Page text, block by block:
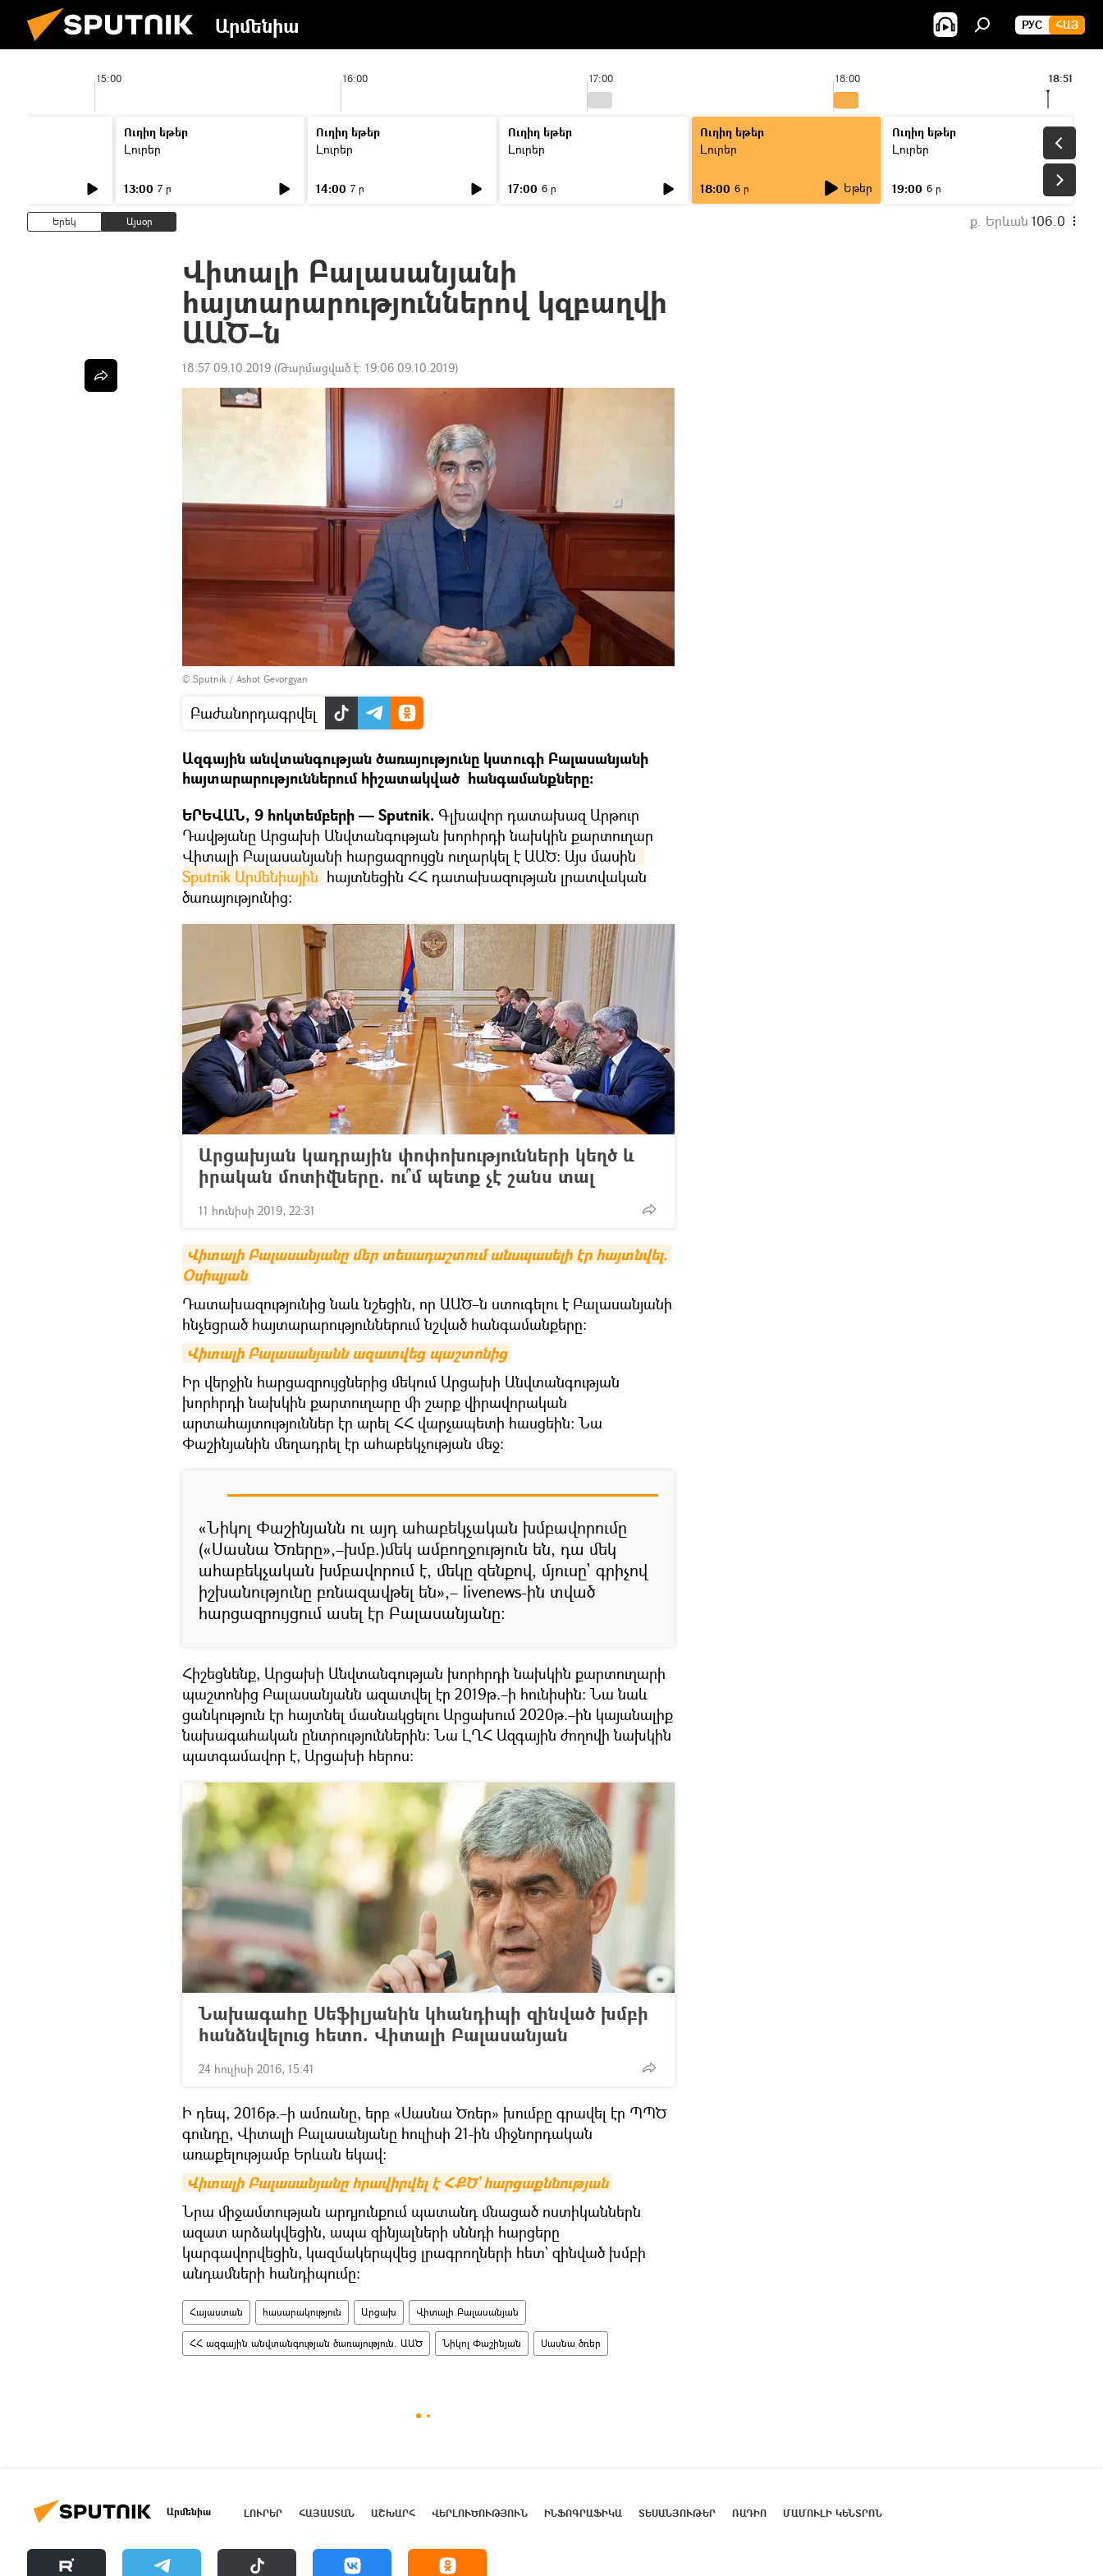
Արմենիա РУС ՀԱՅ
15:00 16:00 17:00 18:00 18:51
Ուղիղ եթեր
Լուրեր
13:00 7 ր
Ուղիղ եթեր
Լուրեր
14:00 7 ր
Ուղիղ եթեր
Լուրեր
17:00 6 ր
Ուղիղ եթեր
Լուրեր
18:00 6 ր Եթեր
Ուղիղ եթեր
Լուրեր
19:00 6 ր
Երեկ Այսօր ք. Երևան 106.0
Վիտալի Բալասանյանի
հայտարարություններով կզբաղվի
ԱԱԾ–ն
18:57 09.10.2019 (Թարմացված է: 19:06 09.10.2019)
© Sputnik / Ashot Gevorgyan
Բաժանորդագրվել
Ազգային անվտանգության ծառայությունը կստուգի Բալասանյանի
հայտարարություններում հիշատակված հանգամանքները։
ԵՐԵՎԱՆ, 9 հոկտեմբերի — Sputnik. Գլխավոր դատախազ Արթուր
Դավթյանը Արցախի Անվտանգության խորհրդի նախկին քարտուղար
Վիտալի Բալասանյանի հարցազրույցն ուղարկել է ԱԱԾ։ Այս մասին
Sputnik Արմենիային հայտնեցին ՀՀ դատախազության լրատվական
ծառայությունից։
Արցախյան կադրային փոփոխությունների կեղծ և
իրական մոտիվները. ու՞մ պետք չէ շանս տալ
11 հունիսի 2019, 22:31
Վիտալի Բալասանյանը մեր տեսադաշտում անսպասելի էր հայտնվել.
Օսիպյան
Դատախազությունից նաև նշեցին, որ ԱԱԾ–ն ստուգելու է Բալասանյանի
հնչեցրած հայտարարություններում նշված հանգամանքերը։
Վիտալի Բալասանյանն ազատվեց պաշտոնից
Իր վերջին հարցազրույցներից մեկում Արցախի Անվտանգության
խորհրդի նախկին քարտուղարը մի շարք վիրավորական
արտահայտություններ էր արել ՀՀ վարչապետի հասցեին։ Նա
Փաշինյանին մեղադրել էր ահաբեկչության մեջ:
«Նիկոլ Փաշինյանն ու այդ ահաբեկչական խմբավորումը
(«Սասնա Ծռերը»,–խմբ.)մեկ ամբողջություն են, դա մեկ
ահաբեկչական խմբավորում է, մեկը զենքով, մյուսը` գրիչով
իշխանությունը բռնազավթել են»,– livenews-ին տված
հարցազրույցում ասել էր Բալասանյանը։
Հիշեցնենք, Արցախի Անվտանգության խորհրդի նախկին քարտուղարի
պաշտոնից Բալասանյանն ազատվել էր 2019թ.–ի հունիսին։ Նա նաև
ցանկություն էր հայտնել մասնակցելու Արցախում 2020թ.–ին կայանալիք
նախագահական ընտրություններին։ Նա ԼՂՀ Ազգային ժողովի նախկին
պատգամավոր է, Արցախի հերոս։
Նախագահը Սեֆիլյանին կհանդիպի զինված խմբի
հանձնվելուց հետո. Վիտալի Բալասանյան
24 հուլիսի 2016, 15:41
Ի դեպ, 2016թ.–ի ամռանը, երբ «Սասնա Ծռեր» խումբը գրավել էր ՊՊԾ
գունդը, Վիտալի Բալասանյանը հուլիսի 21-ին միջնորդական
առաքելությամբ Երևան եկավ։
Վիտալի Բալասանյանը հրավիրվել է ՀՔԾ` հարցաքննության
Նրա միջամտության արդյունքում պատանդ մնացած ոստիկաններն
ազատ արձակվեցին, ապա զինյալների սննդի հարցերը
կարգավորվեցին, կազմակերպվեց լրագրողների հետ` զինված խմբի
անդամների հանդիպումը։
Հայաստան հասարակություն Արցախ Վիտալի Բալասանյան
ՀՀ ազգային անվտանգության ծառայություն. ԱԱԾ Նիկոլ Փաշինյան Սասնա ծռեր
Արմենիա ԼՈՒՐԵՐ ՀԱՅԱՍՏԱՆ ԱՇԽԱՐՀ ՎԵՐԼՈՒԾՈՒԹՅՈՒՆ ԻՆՖՈԳՐԱՖԻԿԱ ՏԵՍԱՆՅՈՒԹԵՐ ՌԱԴԻՈ ՄԱՄՈՒԼԻ ԿԵՆՏՐՈՆ